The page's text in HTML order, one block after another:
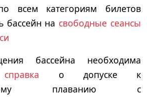
всем категориям билетов
бассейн на свободные сеансы
бассейна необходима
о допуске к
плаванию с